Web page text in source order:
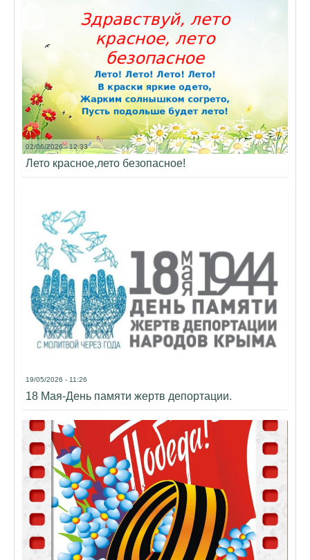
02/06/2026 - 12:33
Лето красное,лето безопасное!
19/05/2026 - 11:26
18 Мая-День памяти жертв депортации.